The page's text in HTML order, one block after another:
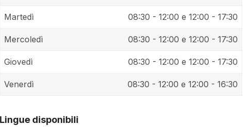
Martedì 08:30 - 12:00 e 12:00 - 17:30
Mercoledì 08:30 - 12:00 e 12:00 - 17:30
Giovedì 08:30 - 12:00 e 12:00 - 17:30
Venerdì 08:30 - 12:00 e 12:00 - 16:30
Lingue disponibili